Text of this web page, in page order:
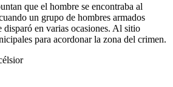
que el hombre se encontraba al
un grupo de hombres armados
disparó en varias ocasiones. Al sitio
para acordonar la zona del crimen.